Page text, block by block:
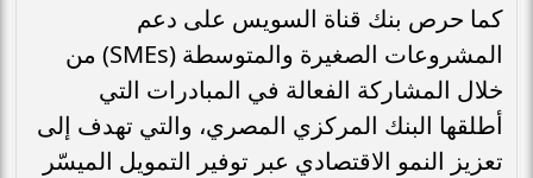
كما حرص بنك قناة السويس على دعم
المشروعات الصغيرة والمتوسطة (SMEs) من
خلال المشاركة الفعالة في المبادرات التي
أطلقها البنك المركزي المصري، والتي تهدف إلى
تعزيز النمو الاقتصادي عبر توفير التمويل الميسّر